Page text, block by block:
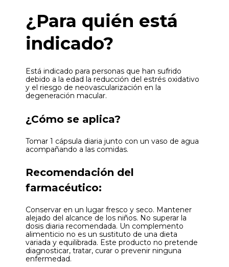
¿Para quién está
indicado?
Está indicado para personas que han sufrido
debido a la edad la reducción del estrés oxidativo
y el riesgo de neovascularización en la
degeneración macular.
¿Cómo se aplica?
Tomar 1 cápsula diaria junto con un vaso de agua
acompañando a las comidas.
Recomendación del
farmacéutico:
Conservar en un lugar fresco y seco. Mantener
alejado del alcance de los niños. No superar la
dosis diaria recomendada. Un complemento
alimenticio no es un sustituto de una dieta
variada y equilibrada. Este producto no pretende
diagnosticar, tratar, curar o prevenir ninguna
enfermedad.